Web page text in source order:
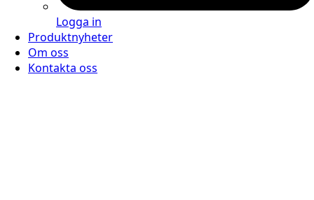
Logga in
Produktnyheter
Om oss
Kontakta oss